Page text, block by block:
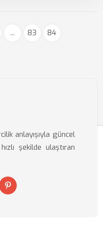
... 83 84
anlayışıyla güncel
şekilde ulaştıran